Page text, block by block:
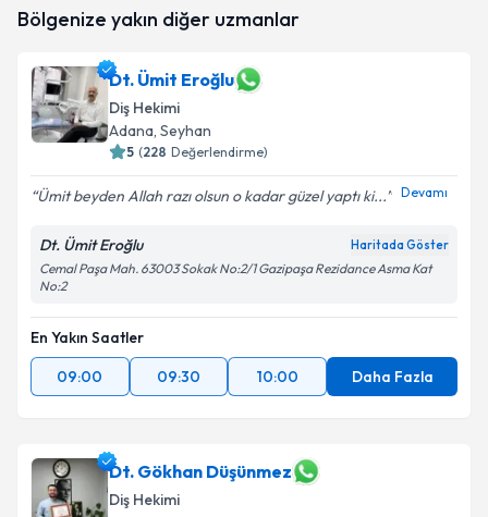
Bölgenize yakın diğer uzmanlar
Dt. Ümit Eroğlu
Diş Hekimi
Adana, Seyhan
5 (228 Değerlendirme)
Ümit beyden Allah razı olsun o kadar güzel yaptı ki... Devamı
Dt. Ümit Eroğlu Haritada Göster
Cemal Paşa Mah. 63003 Sokak No:2/1 Gazipaşa Rezidance Asma Kat
No:2
En Yakın Saatler
09:00
09:30 10:00 Daha Fazla
Dt. Gökhan Düşünmez
Diş Hekimi